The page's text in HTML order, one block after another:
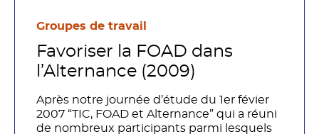
Groupes de travail
Favoriser la FOAD dans
l’Alternance (2009)
Après notre journée d’étude du 1er févier
2007 “TIC, FOAD et Alternance” qui a réuni
de nombreux participants parmi lesquels